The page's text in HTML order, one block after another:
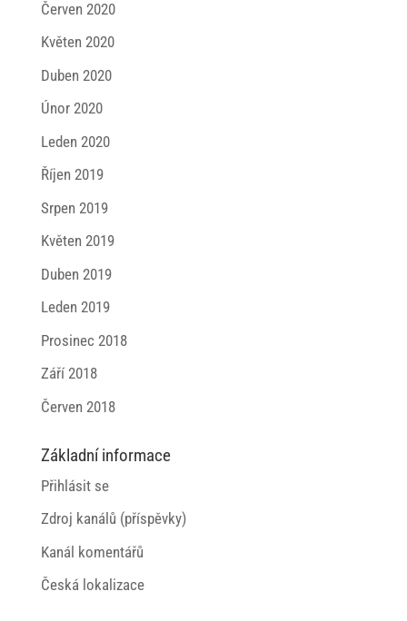
Červen 2020
Květen 2020
Duben 2020
Únor 2020
Leden 2020
Říjen 2019
Srpen 2019
Květen 2019
Duben 2019
Leden 2019
Prosinec 2018
Září 2018
Červen 2018
Základní informace
Přihlásit se
Zdroj kanálů (příspěvky)
Kanál komentářů
Česká lokalizace